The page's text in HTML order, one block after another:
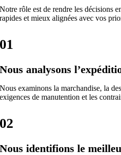
Notre rôle est de rendre les décisions
rapides et mieux alignées avec vos
01
Nous analysons
Nous examinons la marchandise, la
exigences de manutention et les
02
Nous identifions le